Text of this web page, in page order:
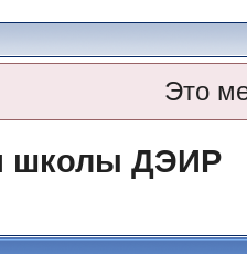
Это
школы ДЭИР